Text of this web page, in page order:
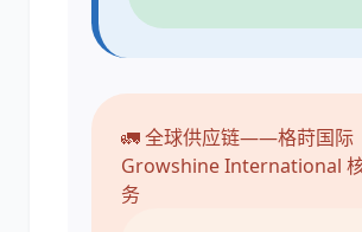
🚛 全球供应链——格莳国际
Growshine International
务